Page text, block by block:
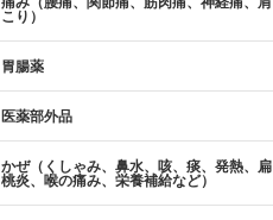
こり）
胃腸薬
医薬部外品
かぜ（くしゃみ、鼻水、咳、痰、発熱、扁
桃炎、喉の痛み、栄養補給など）